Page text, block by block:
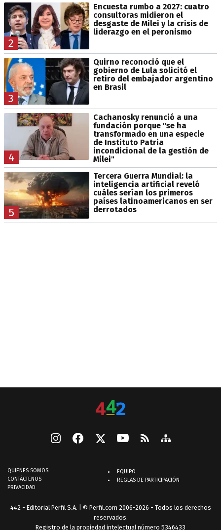
2
Encuesta rumbo a 2027: cuatro
consultoras midieron el
desgaste de Milei y la crisis de
liderazgo en el peronismo
3
Quirno reconoció que el
gobierno de Lula solicitó el
retiro del embajador argentino
en Brasil
4
Cachanosky renunció a una
fundación porque "se ha
transformado en una especie
de Instituto Patria
incondicional de la gestión de
Milei"
5
Tercera Guerra Mundial: la
inteligencia artificial reveló
cuáles serían los primeros
países latinoamericanos en ser
derrotados
QUIENES SOMOS
CONTÁCTENOS
PRIVACIDAD
EQUIPO
REGLAS DE PARTICIPACIÓN
442 - Editorial Perfil S.A. | © Perfil.com 2006-2026 - Todos los derechos
reservados.
Registro de la propiedad intelectual número 5346433